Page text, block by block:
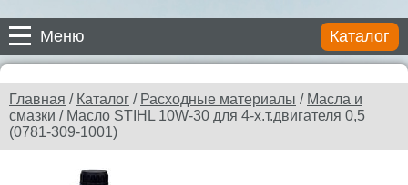
Меню Каталог
Каталог
Официальный сайт
Главная / Каталог / Расходные материалы / Масла и
смазки / Масло STIHL 10W-30 для 4-х.т.двигателя 0,5
(0781-309-1001)